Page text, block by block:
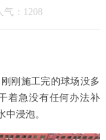
气：1208
刚施工完的球场没多
着急没有任何办法补
浸泡。